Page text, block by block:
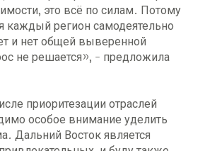
это всё по силам. Потому
каждый регион самодеятельно
и нет общей выверенной
не решается», - предложила
приоритезации отраслей
особое внимание уделить
Дальний Восток является